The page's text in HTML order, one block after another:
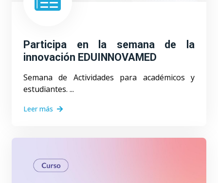
Participa en la semana de la
innovación EDUINNOVAMED
Semana de Actividades para académicos y
estudiantes. ...
Leer más